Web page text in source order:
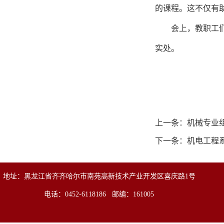
的课程。这不仅有
会上，教职工
实处。
上一条： 机械专业
下一条： 机电工程
地址：黑龙江省齐齐哈尔市南苑高新技术产业开发区喜庆路1号
电话：0452-6118186 邮编：161005